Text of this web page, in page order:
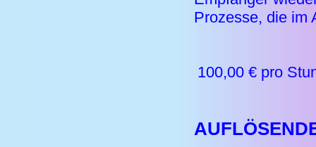
Prozesse, die im
100,00 € pro